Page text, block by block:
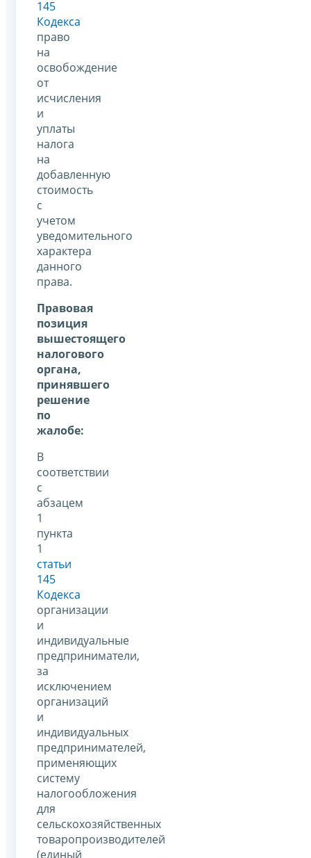
145
Кодекса
право
на
освобождение
от
исчисления
и
уплаты
налога
на
добавленную
стоимость
с
учетом
уведомительного
характера
данного
права.
Правовая
позиция
вышестоящего
налогового
органа,
принявшего
решение
по
жалобе:
В
соответствии
с
абзацем
1
пункта
1
статьи
145
Кодекса
организации
и
индивидуальные
предприниматели,
за
исключением
организаций
и
индивидуальных
предпринимателей,
применяющих
систему
налогообложения
для
сельскохозяйственных
товаропроизводителей
(единый